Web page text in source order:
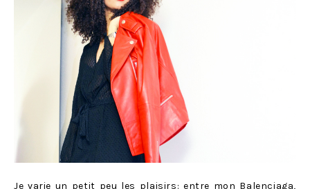
Je varie un petit peu les plaisirs: entre mon Balenciaga,